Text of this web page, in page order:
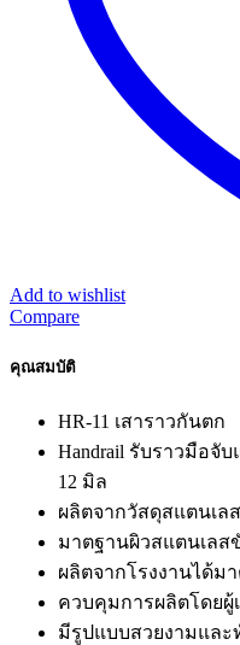
Add to wishlist
Compare
คุณสมบัติ
HR-11 เสาราวกันตก
Handrail รับราวมือจั
12 มิล
ผลิตจากวัสดุสแตนเลส
มาตฐานผิวสแตนเล
ผลิตจากโรงงานได้มา
ควบคุมการผลิตโดยผู้
มีรูปแบบสวยงามและ